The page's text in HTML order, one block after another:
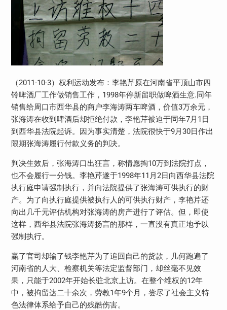
（2011-10-3）权利运动发布：李艳芹原在河南省平顶山市四
铃啤酒厂工作做销售工作，1998年停新留职做啤酒生意.同年
销售给周口市西华县的商户李海涛两车啤酒，价值3万余元，
张海涛在收到啤酒后却拒绝付款，李艳芹被迫于同年7月1日
到西华县法院起诉。因为事实清楚，法院很快于9月30日作出
限期张海涛履行付款义务的判决。
判决生效后，张海涛口出狂言，称情愿掏10万到法院打点，
也不会履行一分钱。李艳芹遂于1998年11月2日向西华县法院
执行庭申请强制执行，并向法院提供了张海涛可供执行的财
产。为了向执行庭提供被执行人的可供执行财产，李艳芹还
向出几千元评估机构对张海涛的房产进行了评估。但，即使
这样，西华县法院张海涛扬言的那样，一直没有真正地予以
强制执行。
赢了官司却输了钱李艳芹为了追回自己的货款，几何跑遍了
河南省的人大、检察机关等法定监督部门，却丝毫不见效
果，只能于2002年开始长驻北京上访。在整个维权的12年
中，被拘留达二十余次，劳教1年9个月，尝尽了社会主义特
色法律体系给予自己的残酷伤害。